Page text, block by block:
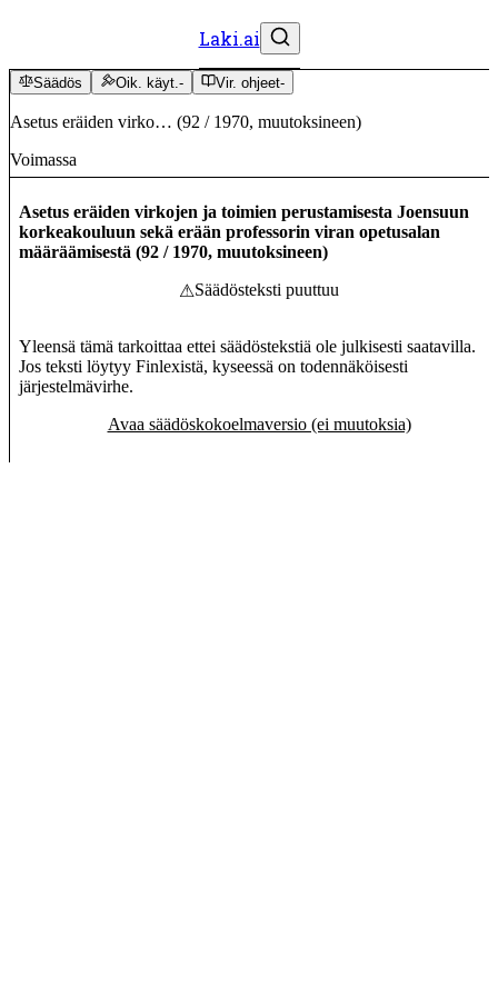
Laki.ai
Säädös Oik. käyt.- Vir. ohjeet-
Asetus eräiden virko… (92 / 1970, muutoksineen)
Voimassa
Asetus eräiden virkojen ja toimien perustamisesta Joensuun
korkeakouluun sekä erään professorin viran opetusalan
määräämisestä (92 / 1970, muutoksineen)
⚠Säädösteksti puuttuu
Yleensä tämä tarkoittaa ettei säädöstekstiä ole julkisesti saatavilla.
Jos teksti löytyy Finlexistä, kyseessä on todennäköisesti
järjestelmävirhe.
Avaa säädöskokoelmaversio (ei muutoksia)